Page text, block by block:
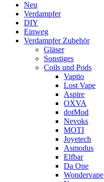
Neu
Verdampfer
DIY
Einweg
Verdampfer Zubehör
Gläser
Sonstiges
Coils und Pods
Vaptio
Lost Vape
Aspire
OXVA
dotMod
Nevoks
MOTI
Joyetech
Asmodus
Elfbar
Da One
Wondervape